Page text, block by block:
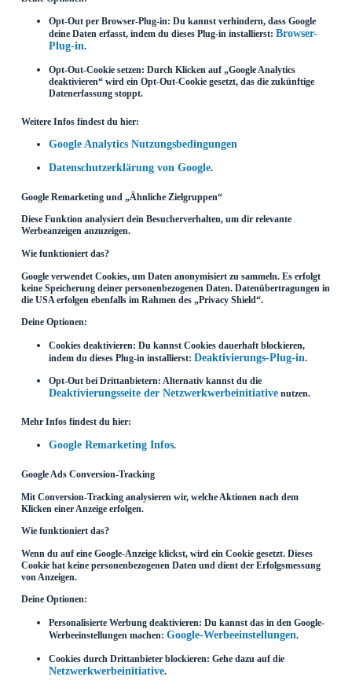
Opt-Out per Browser-Plug-in: Du kannst verhindern, dass Google
deine Daten erfasst, indem du dieses Plug-in installierst: Browser-
Plug-in.
Opt-Out-Cookie setzen: Durch Klicken auf „Google Analytics
deaktivieren“ wird ein Opt-Out-Cookie gesetzt, das die zukünftige
Datenerfassung stoppt.
Weitere Infos findest du hier:
Google Analytics Nutzungsbedingungen
Datenschutzerklärung von Google.
Google Remarketing und „Ähnliche Zielgruppen“
Diese Funktion analysiert dein Besucherverhalten, um dir relevante
Werbeanzeigen anzuzeigen.
Wie funktioniert das?
Google verwendet Cookies, um Daten anonymisiert zu sammeln. Es erfolgt
keine Speicherung deiner personenbezogenen Daten. Datenübertragungen in
die USA erfolgen ebenfalls im Rahmen des „Privacy Shield“.
Deine Optionen:
Cookies deaktivieren: Du kannst Cookies dauerhaft blockieren,
indem du dieses Plug-in installierst: Deaktivierungs-Plug-in.
Opt-Out bei Drittanbietern: Alternativ kannst du die
Deaktivierungsseite der Netzwerkwerbeinitiativenutzen.
Mehr Infos findest du hier:
Google Remarketing Infos.
Google Ads Conversion-Tracking
Mit Conversion-Tracking analysieren wir, welche Aktionen nach dem
Klicken einer Anzeige erfolgen.
Wie funktioniert das?
Wenn du auf eine Google-Anzeige klickst, wird ein Cookie gesetzt. Dieses
Cookie hat keine personenbezogenen Daten und dient der Erfolgsmessung
von Anzeigen.
Deine Optionen:
Personalisierte Werbung deaktivieren: Du kannst das in den Google-
Werbeeinstellungen machen: Google-Werbeeinstellungen.
Cookies durch Drittanbieter blockieren: Gehe dazu auf die
Netzwerkwerbeinitiative.